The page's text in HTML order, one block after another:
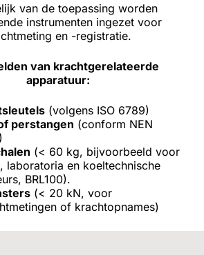
van de toepassing worden
instrumenten ingezet voor
en -registratie.
van krachtgerelateerde
apparatuur:
(volgens ISO 6789)
perstangen (conform NEN
(< 60 kg, bijvoorbeeld voor
laboratoria en koeltechnische
BRL100).
(< 20 kN, voor
of krachtopnames)